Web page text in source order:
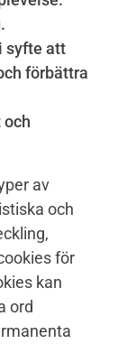
syfte att
förbättra
av
och
för
kan
ord